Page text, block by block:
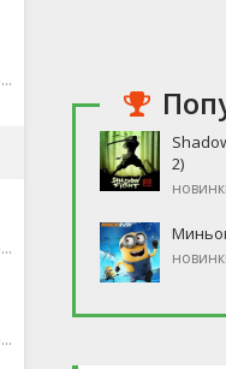
для мальчиков / для девочек
для мальчиков / для девочек
для мальчиков / для девочек
2)